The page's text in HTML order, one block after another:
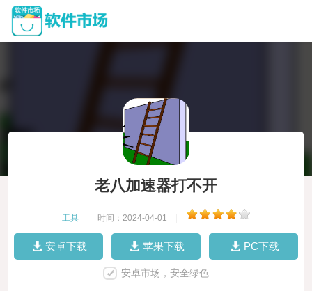
老八加速器打不开
工具 时间：2024-04-01
安卓下载 苹果下载 PC下载
安卓市场，安全绿色